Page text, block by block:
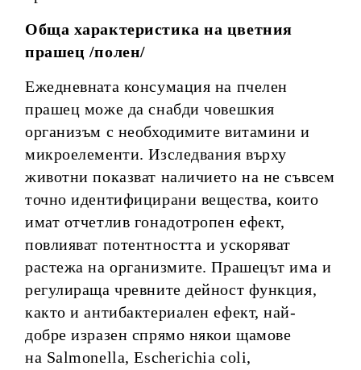
Обща характеристика на цветния
прашец /полен/
Ежедневната консумация на пчелен
прашец може да снабди човешкия
организъм с необходимите витамини и
микроелементи. Изследвания върху
животни показват наличието на не съвсем
точно идентифицирани вещества, които
имат отчетлив гонадотропен ефект,
повлияват потентността и ускоряват
растежа на организмите. Прашецът има и
регулираща чревните дейност функция,
както и антибактериален ефект, най-
добре изразен спрямо някои щамове
на Salmonella, Еscherichia coli,